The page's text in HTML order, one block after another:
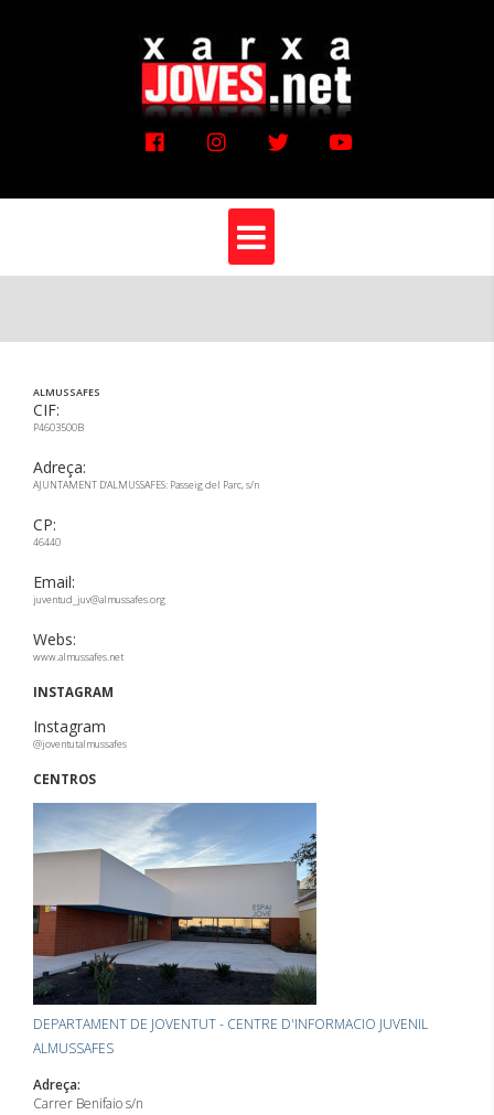
ALMUSSAFES
CIF:
P4603500B
Adreça:
AJUNTAMENT D'ALMUSSAFES: Passeig del Parc, s/n
CP:
46440
Email:
juventud_juv@almussafes.org
Webs:
www.almussafes.net
INSTAGRAM
Instagram
@joventutalmussafes
CENTROS
DEPARTAMENT DE JOVENTUT - CENTRE D'INFORMACIO JUVENIL
ALMUSSAFES
Adreça:
Carrer Benifaio s/n